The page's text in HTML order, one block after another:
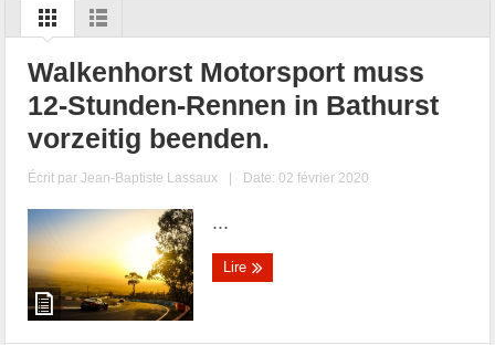
Walkenhorst Motorsport muss
12-Stunden-Rennen in Bathurst
vorzeitig beenden.
Écrit parJean-Baptiste Lassaux | Date: 02 février 2020
...
Lire